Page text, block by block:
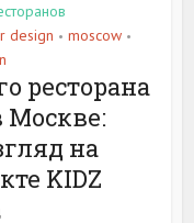
design • moscow •
ресторана
Москве:
на
KIDZ